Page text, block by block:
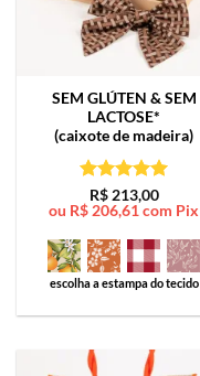
SEM GLÚTEN & SEM
LACTOSE*
(caixote de madeira)
Avaliação5
de 5
R$213,00
ou R$ 206,61 com Pix
escolha a estampa do tecido